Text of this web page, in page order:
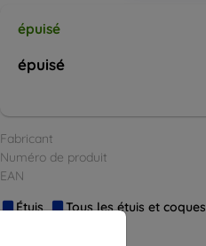
épuisé
épuisé
Fabricant
Numéro de produit
EAN
Étuis
Tous les étuis et coques